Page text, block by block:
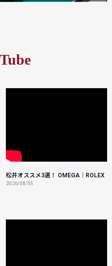
松井オススメ3選！ OMEGA｜ROLEX
2026/08/05